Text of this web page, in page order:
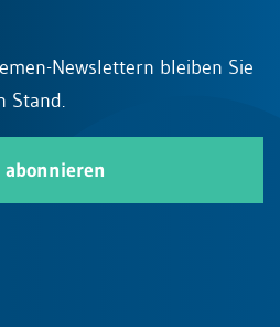
Newslettern bleiben Sie
Stand.
abonnieren